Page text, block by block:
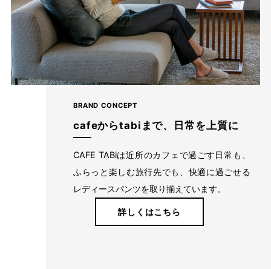
BRAND CONCEPT
cafeからtabiまで、日常を上質に
CAFE TABiは近所のカフェで過ごす日常も、
ふらっと楽しむ旅行先でも、快適に過ごせる
レディースパンツを取り揃えています。
詳しくはこちら